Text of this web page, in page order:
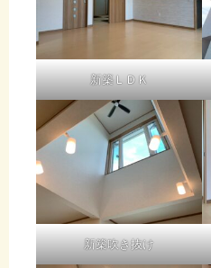
新築ＬＤＫ
新築吹き抜け